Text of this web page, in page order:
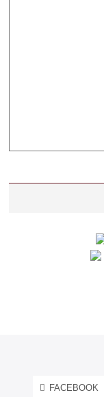
FACEBOOK